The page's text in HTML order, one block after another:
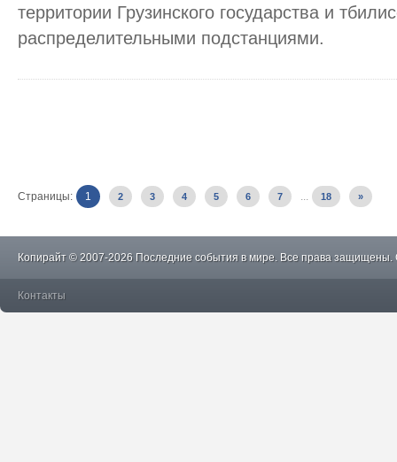
территории Грузинского государства и
распределительными подстанциями.
Страницы: 1 2 3 4 5 6 7 ... 18 »
Копирайт © 2007-2026 Последние события в мире. Все права защищены.
Контакты